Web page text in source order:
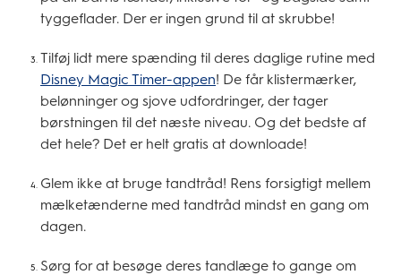
tyggeflader. Der er ingen grund til at skrubbe!
Tilføj lidt mere spænding til deres daglige rutine med
Disney Magic Timer-appen! De får klistermærker,
belønninger og sjove udfordringer, der tager
børstningen til det næste niveau. Og det bedste af
det hele? Det er helt gratis at downloade!
Glem ikke at bruge tandtråd! Rens forsigtigt mellem
mælketænderne med tandtråd mindst en gang om
dagen.
Sørg for at besøge deres tandlæge to gange om